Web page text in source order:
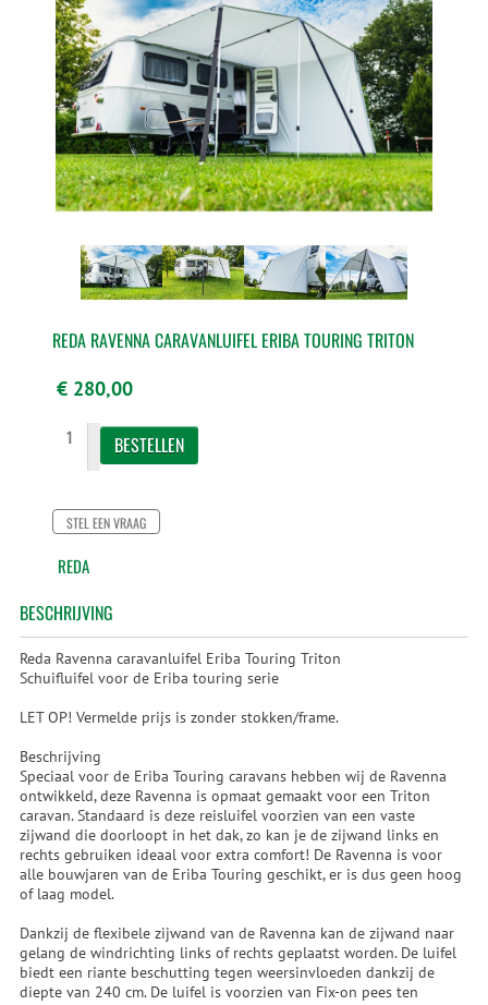
REDA RAVENNA CARAVANLUIFEL ERIBA TOURING TRITON
€ 280,00
STEL EEN VRAAG
REDA
BESCHRIJVING
Reda Ravenna caravanluifel Eriba Touring Triton
Schuifluifel voor de Eriba touring serie
LET OP! Vermelde prijs is zonder stokken/frame.
Beschrijving
Speciaal voor de Eriba Touring caravans hebben wij de Ravenna
ontwikkeld, deze Ravenna is opmaat gemaakt voor een Triton
caravan. Standaard is deze reisluifel voorzien van een vaste
zijwand die doorloopt in het dak, zo kan je de zijwand links en
rechts gebruiken ideaal voor extra comfort! De Ravenna is voor
alle bouwjaren van de Eriba Touring geschikt, er is dus geen hoog
of laag model.
Dankzij de flexibele zijwand van de Ravenna kan de zijwand naar
gelang de windrichting links of rechts geplaatst worden. De luifel
biedt een riante beschutting tegen weersinvloeden dankzij de
diepte van 240 cm. De luifel is voorzien van Fix-on pees ten